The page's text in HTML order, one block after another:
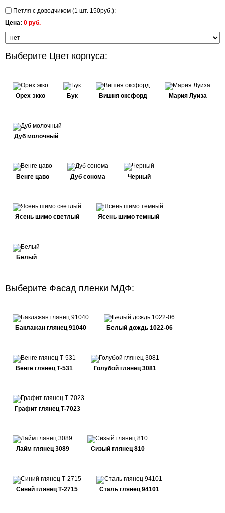
Петля с доводчиком (1 шт. 150руб.):
Цена: 0 руб.
Выберите Цвет корпуса:
Орех экко Бук Вишня оксфорд Мария Луиза
Дуб молочный
Венге цаво Дуб сонома Черный
Ясень шимо светлый Ясень шимо темный
Белый
Выберите Фасад пленки МДФ:
Баклажан глянец 91040 Белый дождь 1022-06
Венге глянец Т-531 Голубой глянец 3081
Графит глянец Т-7023
Лайм глянец 3089 Сизый глянец 810
Синий глянец Т-2715 Сталь глянец 94101